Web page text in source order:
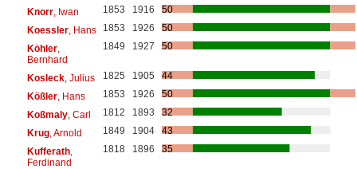
Knorr, Iwan 1853 1916
50
Koessler, Hans 1853 1926
50
Köhler,
Bernhard
1849 1927 50
Kosleck, Julius 1825 1905
44
Kößler, Hans 1853 1926
50
Koßmaly, Carl 1812 1893
32
Krug, Arnold 1849 1904
43
Kufferath,
Ferdinand
1818 1896 35